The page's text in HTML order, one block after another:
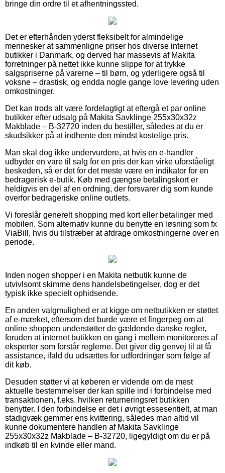
bringe din ordre til et afhentningssted.
Det er efterhånden yderst fleksibelt for almindelige
mennesker at sammenligne priser hos diverse internet
butikker i Danmark, og derved har massevis af Makita
forretninger på nettet ikke kunne slippe for at trykke
salgspriserne på varerne – til børn, og yderligere også til
voksne – drastisk, og endda nogle gange love levering uden
omkostninger.
Det kan trods alt være fordelagtigt at eftergå et par online
butikker efter udsalg på Makita Savklinge 255x30x32z
Makblade – B-32720 inden du bestiller, således at du er
skudsikker på at indhente den mindst kostelige pris.
Man skal dog ikke undervurdere, at hvis en e-handler
udbyder en vare til salg for en pris der kan virke uforståeligt
beskeden, så er det for det meste være en indikator for en
bedragerisk e-butik. Køb med gængse betalingskort er
heldigvis en del af en ordning, der forsvarer dig som kunde
overfor bedrageriske online outlets.
Vi foreslår generelt shopping med kort eller betalinger med
mobilen. Som alternativ kunne du benytte en løsning som fx
ViaBill, hvis du tilstræber at afdrage omkostningerne over en
periode.
Inden nogen shopper i en Makita netbutik kunne de
utvivlsomt skimme dens handelsbetingelser, dog er det
typisk ikke specielt ophidsende.
En anden valgmulighed er at kigge om netbutikken er støttet
af e-mærket, eftersom det burde være et fingerpeg om at
online shoppen understøtter de gældende danske regler,
foruden at internet butikken en gang i mellem monitoreres af
eksperter som forstår reglerne. Det giver dig genvej til at få
assistance, ifald du udsættes for udfordringer som følge af
dit køb.
Desuden støtter vi at køberen er vidende om de mest
aktuelle bestemmelser der kan spille ind i forbindelse med
transaktionen, f.eks. hvilken returneringsret butikken
benytter. I den forbindelse er det i øvrigt essesentielt, at man
stadigvæk gemmer ens kvittering, således man altid vil
kunne dokumentere handlen af Makita Savklinge
255x30x32z Makblade – B-32720, ligegyldigt om du er på
indkøb til en kvinde eller mand.